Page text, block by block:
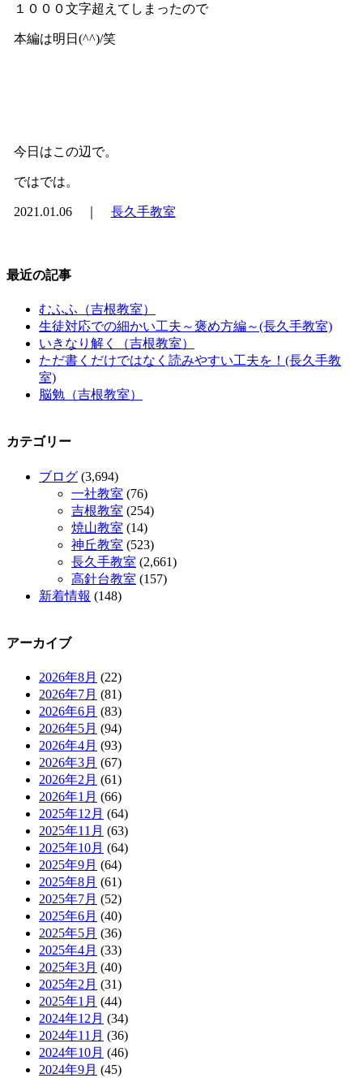
１０００文字超えてしまったので
本編は明日(^^)/笑
今日はこの辺で。
ではでは。
2021.01.06 ｜ 長久手教室
最近の記事
むふふ（吉根教室）
生徒対応での細かい工夫～褒め方編～(長久手教室)
いきなり解く（吉根教室）
ただ書くだけではなく読みやすい工夫を！(長久手教
室)
脳勉（吉根教室）
カテゴリー
ブログ (3,694)
一社教室 (76)
吉根教室 (254)
焼山教室 (14)
神丘教室 (523)
長久手教室 (2,661)
高針台教室 (157)
新着情報 (148)
アーカイブ
2026年8月 (22)
2026年7月 (81)
2026年6月 (83)
2026年5月 (94)
2026年4月 (93)
2026年3月 (67)
2026年2月 (61)
2026年1月 (66)
2025年12月 (64)
2025年11月 (63)
2025年10月 (64)
2025年9月 (64)
2025年8月 (61)
2025年7月 (52)
2025年6月 (40)
2025年5月 (36)
2025年4月 (33)
2025年3月 (40)
2025年2月 (31)
2025年1月 (44)
2024年12月 (34)
2024年11月 (36)
2024年10月 (46)
2024年9月 (45)